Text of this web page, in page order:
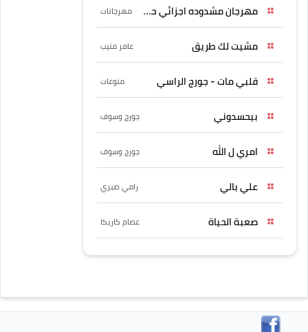
مهرجان مشدوده اجزائي حربونى مهرجانات
مشيت لك طريق عامر منيب
قلبي مات - جورج الراسي منوعات
بيحسدوني جورج وسوف
امري ل الله جورج وسوف
علي بالي رامي صبري
صعبة الحياة عصام كاريكا